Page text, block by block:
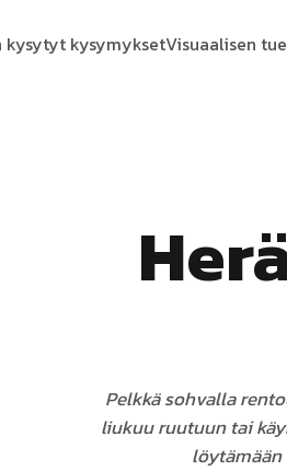
kysytyt kysymyksetVisuaalisen
Pelkkä sohvalla
liukuu ruutuun tai
löytämään